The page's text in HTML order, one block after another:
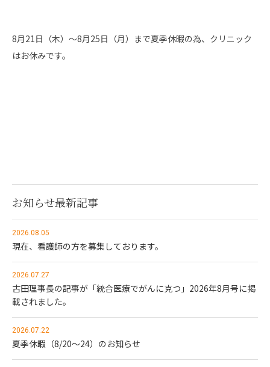
8月21日（木）～8月25日（月）まで夏季休暇の為、クリニック
はお休みです。
お知らせ最新記事
2026.08.05
現在、看護師の方を募集しております。
2026.07.27
古田理事長の記事が「統合医療でがんに克つ」2026年8月号に掲
載されました。
2026.07.22
夏季休暇（8/20～24）のお知らせ